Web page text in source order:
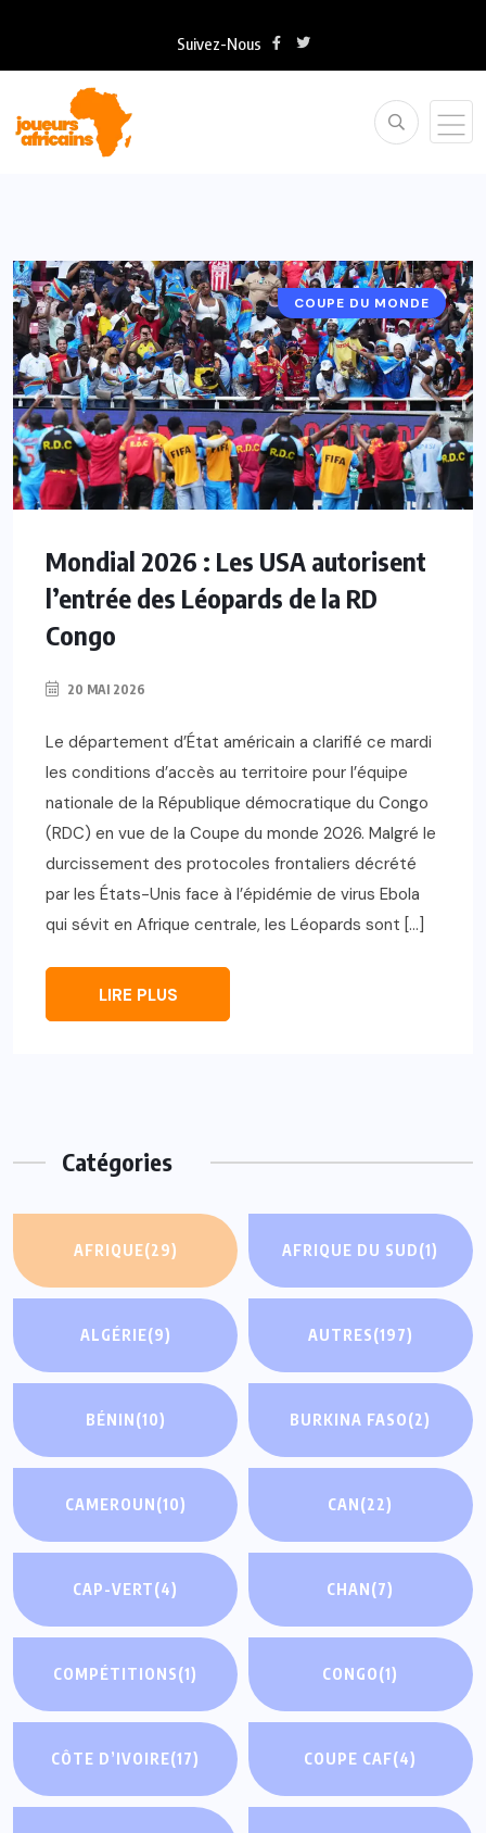
Suivez-Nous
COUPE DU MONDE
Mondial 2026 : Les USA autorisent
l’entrée des Léopards de la RD
Congo
20 MAI 2026
Le département d’État américain a clarifié ce mardi
les conditions d’accès au territoire pour l’équipe
nationale de la République démocratique du Congo
(RDC) en vue de la Coupe du monde 2026. Malgré le
durcissement des protocoles frontaliers décrété
par les États-Unis face à l’épidémie de virus Ebola
qui sévit en Afrique centrale, les Léopards sont […]
LIRE PLUS
Catégories
AFRIQUE(29) AFRIQUE DU SUD(1)
ALGÉRIE(9) AUTRES(197)
BÉNIN(10) BURKINA FASO(2)
CAMEROUN(10) CAN(22)
CAP-VERT(4) CHAN(7)
COMPÉTITIONS(1) CONGO(1)
CÔTE D’IVOIRE(17) COUPE CAF(4)